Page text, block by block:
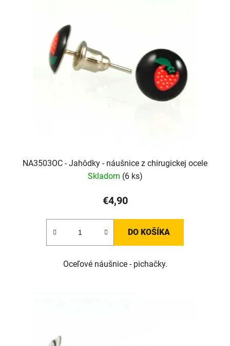
NA3503OC - Jahôdky - náušnice z chirugickej ocele
Skladom (6 ks)
€4,90
DO KOŠÍKA
Oceľové náušnice - pichačky.